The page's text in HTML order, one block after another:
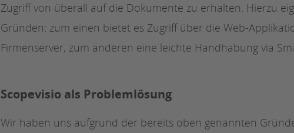
Zugriff von überall auf die Dokumente zu erhalten. Hierzu
Gründen: zum einen bietet es Zugriff über die Web-
Firmenserver, zum anderen eine leichte Handhabung via
Scopevisio als Problemlösung
Wir haben uns aufgrund der bereits oben genannten